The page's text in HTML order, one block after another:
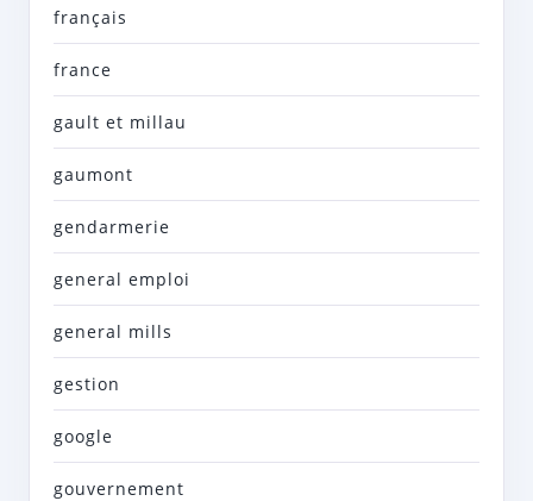
français
france
gault et millau
gaumont
gendarmerie
general emploi
general mills
gestion
google
gouvernement